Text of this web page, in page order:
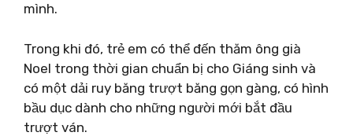
mình.
Trong khi đó, trẻ em có thể đến thăm ông già
Noel trong thời gian chuẩn bị cho Giáng sinh và
có một dải ruy băng trượt băng gọn gàng, có hình
bầu dục dành cho những người mới bắt đầu
trượt ván.